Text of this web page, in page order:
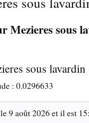
Mezieres sous
sous
: 0.0296633
9 août 2026 et il est